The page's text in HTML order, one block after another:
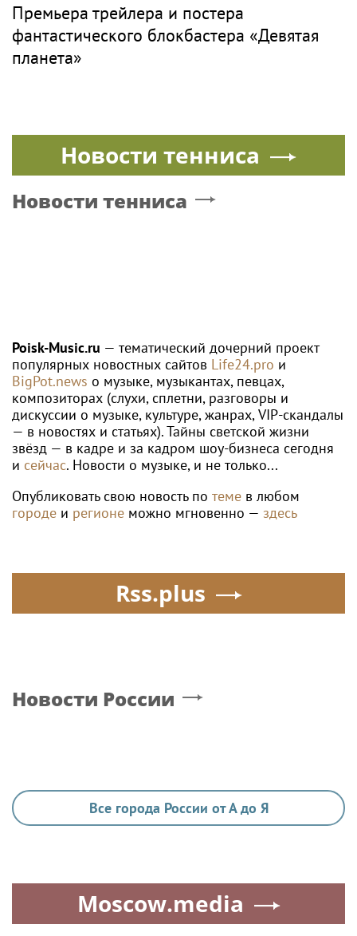
Премьера трейлера и постера
фантастического блокбастера «Девятая
планета»
Новости тенниса
Новости тенниса
Poisk-Music.ru — тематический дочерний проект
популярных новостных сайтов Life24.pro и
BigPot.news о музыке, музыкантах, певцах,
композиторах (слухи, сплетни, разговоры и
дискуссии о музыке, культуре, жанрах, VIP-скандалы
— в новостях и статьях). Тайны светской жизни
звёзд — в кадре и за кадром шоу-бизнеса сегодня
и сейчас. Новости о музыке, и не только...
Опубликовать свою новость по теме в любом
городе и регионе можно мгновенно — здесь
Rss.plus
Новости России
Все города России от А до Я
Moscow.media